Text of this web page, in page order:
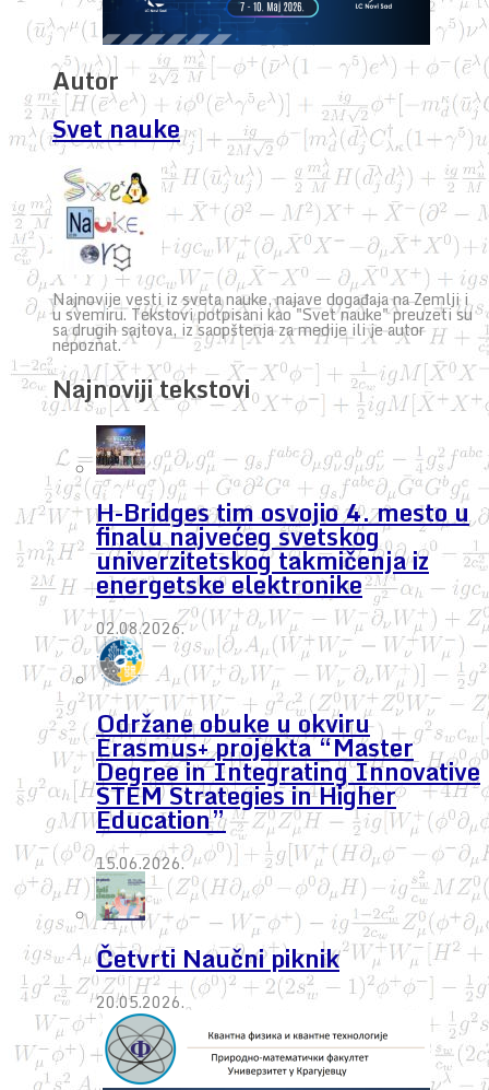
Autor
Svet nauke
Najnovije vesti iz sveta nauke, najave događaja na Zemlji i
u svemiru. Tekstovi potpisani kao "Svet nauke" preuzeti su
sa drugih sajtova, iz saopštenja za medije ili je autor
nepoznat.
Najnoviji tekstovi
H-Bridges tim osvojio 4. mesto u
finalu najvećeg svetskog
univerzitetskog takmičenja iz
energetske elektronike
02.08.2026.
Održane obuke u okviru
Erasmus+ projekta “Master
Degree in Integrating Innovative
STEM Strategies in Higher
Education”
15.06.2026.
Četvrti Naučni piknik
20.05.2026.